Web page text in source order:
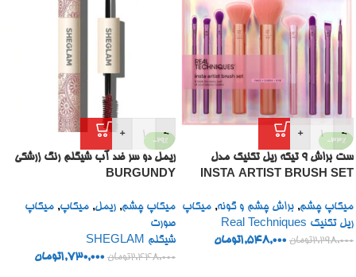
-33%
-
+
ست براش 9 تیکه ریل تکنیک مدل
INSTA ARTIST BRUSH SET
میکاپ چشم, براش چشم و گونه, میکاپ
ریل تکنیک Real Techniques
2,298,000تومان 1,548,000تومان
-29%
-
+
ریمل دو سر ضد آب شیگلم رنگ زرشکی
BURGUNDY
میکاپ چشم, ریمل, میکاپ, میکاپ
صورت
شیگلم SHEGLAM
2,448,000تومان 1,730,000تومان